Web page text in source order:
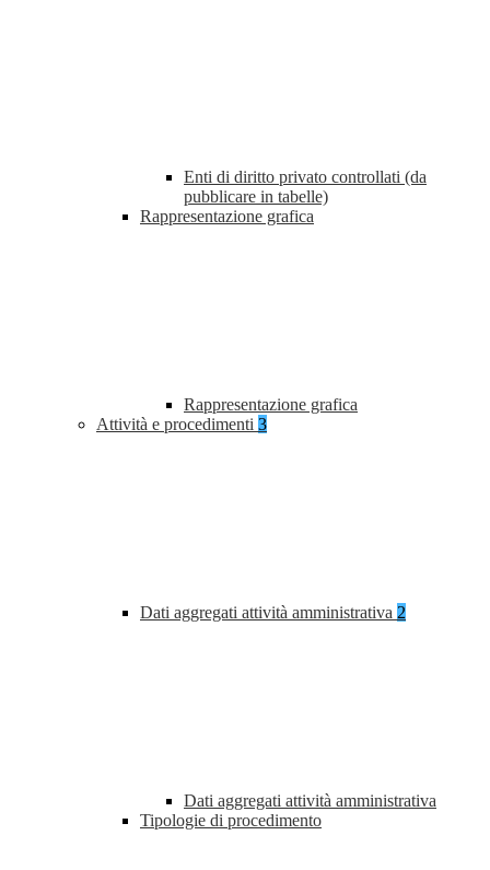
Enti di diritto privato controllati (da
pubblicare in tabelle)
Rappresentazione grafica
Rappresentazione grafica
Attività e procedimenti 3
Dati aggregati attività amministrativa 2
Dati aggregati attività amministrativa
Tipologie di procedimento